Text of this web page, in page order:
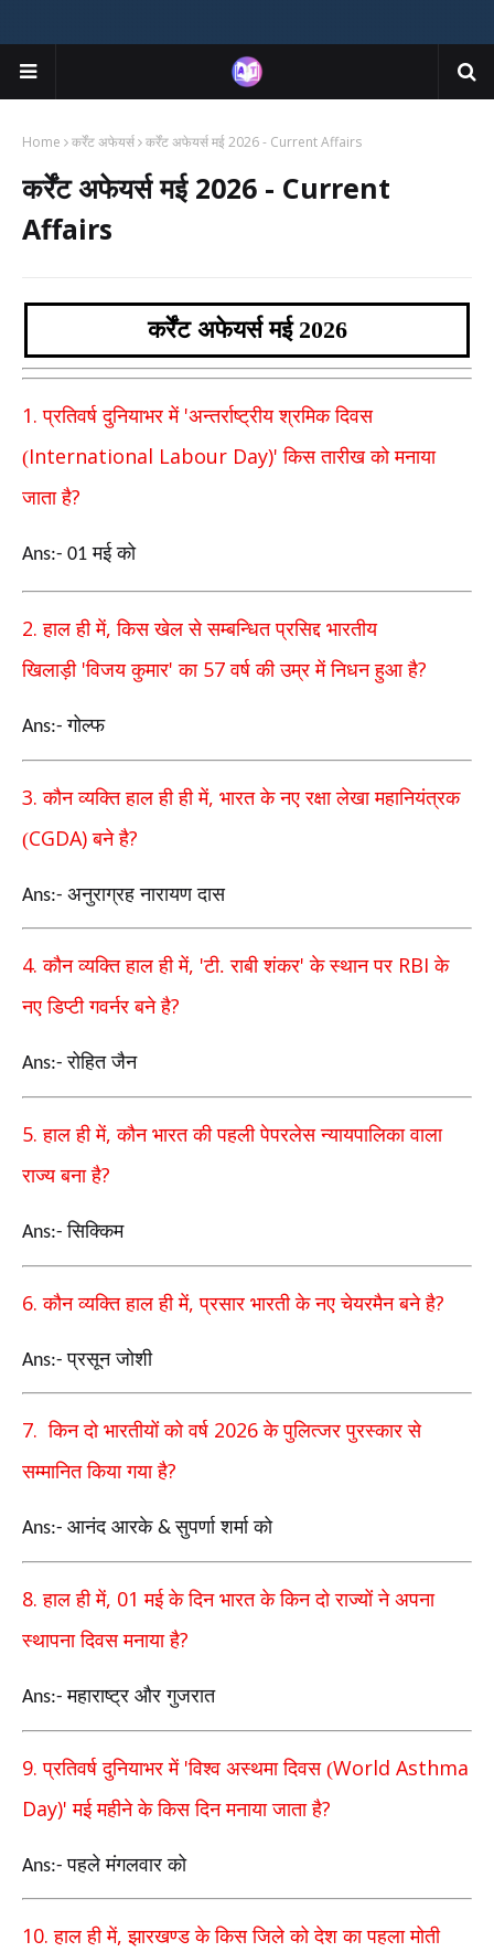
Home कर्रेंट अफेयर्स कर्रेंट अफेयर्स मई 2026 - Current Affairs
कर्रेंट अफेयर्स मई 2026 - Current
Affairs
कर्रेंट अफेयर्स मई 2026
1.प्रतिवर्ष दुनियाभर में 'अन्तर्राष्ट्रीय श्रमिक दिवस
(International Labour Day)'किस तारीख को मनाया
जाता है?
Ans:- 01 मई को
2.हाल ही में,किस खेल से सम्बन्धित प्रसिद्द भारतीय
खिलाड़ी 'विजय कुमार'का 57 वर्ष की उम्र में निधन हुआ है?
Ans:-गोल्फ
3.कौन व्यक्ति हाल ही ही में, भारत के नए रक्षा लेखा महानियंत्रक
(CGDA)बने है?
Ans:- अनुराग्रह नारायण दास
4.कौन व्यक्ति हाल ही में, 'टी. राबी शंकर'के स्थान पर RBIके
नए डिप्टी गवर्नर बने है?
Ans:-रोहित जैन
5.हाल ही में,कौन भारत की पहली पेपरलेस न्यायपालिका वाला
राज्य बना है?
Ans:-सिक्किम
6.कौन व्यक्ति हाल ही में,प्रसार भारती के नए चेयरमैन बने है?
Ans:-प्रसून जोशी
7.किन दो भारतीयों को वर्ष 2026 के पुलित्जर पुरस्कार से
सम्मानित किया गया है?
Ans:- आनंद आरके &सुपर्णा शर्मा को
8.हाल ही में, 01 मई के दिन भारत के किन दो राज्यों ने अपना
स्थापना दिवस मनाया है?
Ans:-महाराष्ट्र और गुजरात
9.प्रतिवर्ष दुनियाभर में 'विश्व अस्थमा दिवस (World Asthma
Day)'मई महीने के किस दिन मनाया जाता है?
Ans:-पहले मंगलवार को
10.हाल ही में,झारखण्ड के किस जिले को देश का पहला मोती